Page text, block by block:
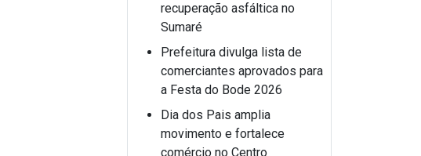
recuperação asfáltica no
Sumaré
Prefeitura divulga lista de
comerciantes aprovados para
a Festa do Bode 2026
Dia dos Pais amplia
movimento e fortalece
comércio no Centro